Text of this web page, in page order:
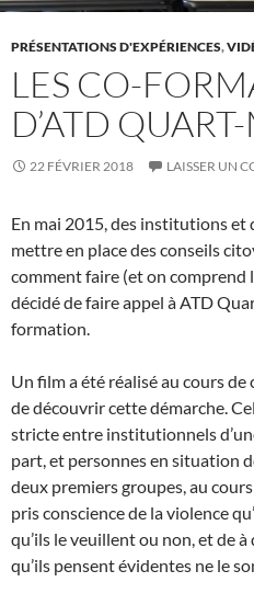
PRÉSENTATIONS D'EXPÉRIENCES,
LES CO-
D’ATD
22 FÉVRIER 2018 LAISSER UN
En mai 2015, des institutions et
mettre en place des conseils
comment faire (et on comprend
décidé de faire appel à ATD
formation.
Un film a été réalisé au cours
de découvrir cette démarche.
stricte entre institutionnels
part, et personnes en situation
deux premiers groupes, au
pris conscience de la violence
qu’ils le veuillent ou non, et de
qu’ils pensent évidentes ne le